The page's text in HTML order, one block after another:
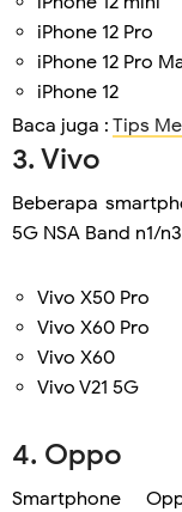
iPhone 12 Pro
iPhone 12 Pro
iPhone 12
Baca juga : Tips
3. Vivo
Beberapa
5G NSA Band n1/
Vivo X50 Pro
Vivo X60 Pro
Vivo X60
Vivo V21 5G
4. Oppo
Smartphone